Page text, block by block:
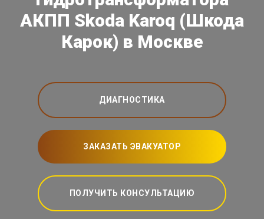
АКПП Skoda Karoq (Шкода
Карок) в Москве
ДИАГНОСТИКА
ЗАКАЗАТЬ ЭВАКУАТОР
ПОЛУЧИТЬ КОНСУЛЬТАЦИЮ